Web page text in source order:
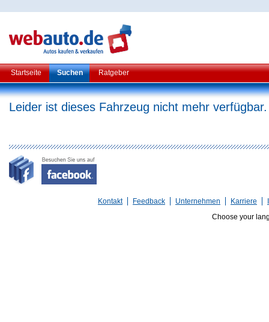
Startseite Suchen Ratgeber
Leider ist dieses Fahrzeug nicht mehr verfügbar.
Kontakt Feedback Unternehmen Karriere
Choose your